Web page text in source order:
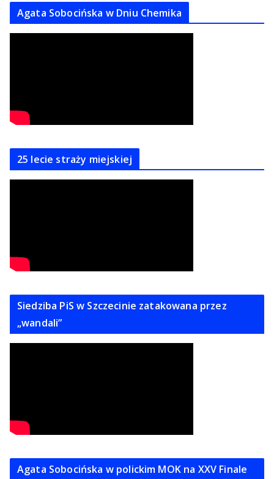
Agata Sobocińska w Dniu Chemika
25 lecie straży miejskiej
Siedziba PiS w Szczecinie zatakowana przez
„wandali”
Agata Sobocińska w polickim MOK na XXV Finale